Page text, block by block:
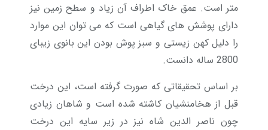
متر است. عمق خاک اطراف آن زیاد و سطح زمین نیز
دارای پوشش های گیاهی است که می توان این موارد
را دلیل کهن زیستی و سبز پوش بودن این بانوی زیبای
2800 ساله دانست.
بر اساس تحقیقاتی که صورت گرفته است، این درخت
قبل از هخامنشیان کاشته شده است و شاهان زیادی
چون ناصر الدین شاه نیز در زیر سایه این درخت